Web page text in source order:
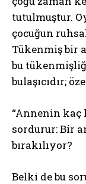
tutulmuştur.
çocuğun
Tükenmiş bir
bu
bulaşıcıdır;
“Annenin kaç
sordurur: Bir
bırakılıyor?
Belki de bu